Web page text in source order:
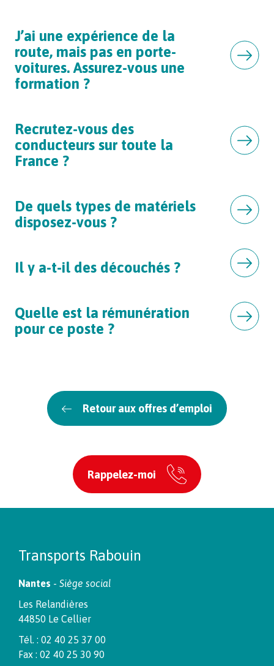
J’ai une expérience de la
route, mais pas en porte-
voitures. Assurez-vous une
formation ?
Recrutez-vous des
conducteurs sur toute la
France ?
De quels types de matériels
disposez-vous ?
Il y a-t-il des découchés ?
Quelle est la rémunération
pour ce poste ?
Retour aux offres d’emploi
Rappelez-moi
Transports Rabouin
Nantes - Siège social
Les Relandières
44850 Le Cellier
Tél. : 02 40 25 37 00
Fax : 02 40 25 30 90